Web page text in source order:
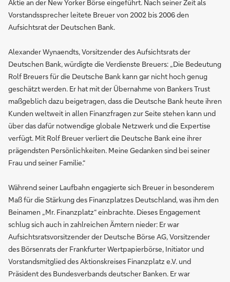
Aktie an der New Yorker Börse eingeführt. Nach seiner Zeit als
Vorstandssprecher leitete Breuer von 2002 bis 2006 den
Aufsichtsrat der Deutschen Bank.
Alexander Wynaendts, Vorsitzender des Aufsichtsrats der
Deutschen Bank, würdigte die Verdienste Breuers: „Die Bedeutung
Rolf Breuers für die Deutsche Bank kann gar nicht hoch genug
geschätzt werden. Er hat mit der Übernahme von Bankers Trust
maßgeblich dazu beigetragen, dass die Deutsche Bank heute ihren
Kunden weltweit in allen Finanzfragen zur Seite stehen kann und
über das dafür notwendige globale Netzwerk und die Expertise
verfügt. Mit Rolf Breuer verliert die Deutsche Bank eine ihrer
prägendsten Persönlichkeiten. Meine Gedanken sind bei seiner
Frau und seiner Familie.“
Während seiner Laufbahn engagierte sich Breuer in besonderem
Maß für die Stärkung des Finanzplatzes Deutschland, was ihm den
Beinamen „Mr. Finanzplatz“ einbrachte. Dieses Engagement
schlug sich auch in zahlreichen Ämtern nieder: Er war
Aufsichtsratsvorsitzender der Deutsche Börse AG, Vorsitzender
des Börsenrats der Frankfurter Wertpapierbörse, Initiator und
Vorstandsmitglied des Aktionskreises Finanzplatz e.V. und
Präsident des Bundesverbands deutscher Banken. Er war